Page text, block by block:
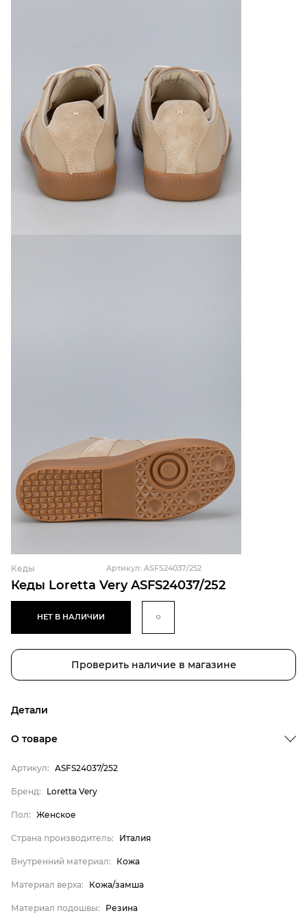
Кеды Loretta Very ASFS24037/252
Кеды Артикул: ASFS24037/252
НЕТ В НАЛИЧИИ
Проверить наличие в магазине
Детали
Внутренний материал
Материал верха
Материал подошвы
Материал стельки
О товаре
Артикул: ASFS24037/252
Бренд: Loretta Very
Пол: Женское
Страна производитель: Италия
Внутренний материал: Кожа
Материал верха: Кожа/замша
Материал подошвы: Резина